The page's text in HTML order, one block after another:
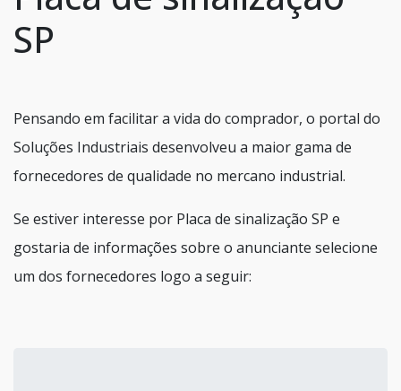
SP
Pensando em facilitar a vida do comprador, o portal do
Soluções Industriais desenvolveu a maior gama de
fornecedores de qualidade no mercano industrial.
Se estiver interesse por Placa de sinalização SP e
gostaria de informações sobre o anunciante selecione
um dos fornecedores logo a seguir: